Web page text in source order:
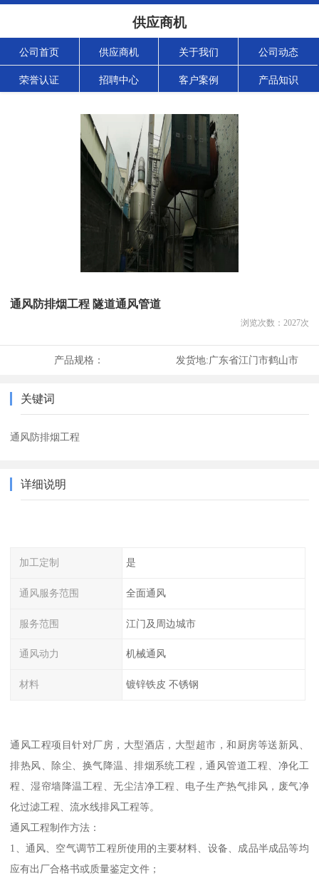
供应商机
公司首页 供应商机 关于我们 公司动态
荣誉认证 招聘中心 客户案例 产品知识
通风防排烟工程 隧道通风管道
浏览次数： 2027次
产品规格： 发货地:广东省江门市鹤山市
关键词
通风防排烟工程
详细说明
加工定制 是
通风服务范围 全面通风
服务范围 江门及周边城市
通风动力 机械通风
材料 镀锌铁皮 不锈钢
通风工程项目针对厂房，大型酒店，大型超市，和厨房等送新风、
排热风、除尘、换气降温、排烟系统工程，通风管道工程、净化工
程、湿帘墙降温工程、无尘洁净工程、电子生产热气排风，废气净
化过滤工程、流水线排风工程等。
通风工程制作方法：
1、通风、空气调节工程所使用的主要材料、设备、成品半成品等均
应有出厂合格书或质量鉴定文件；